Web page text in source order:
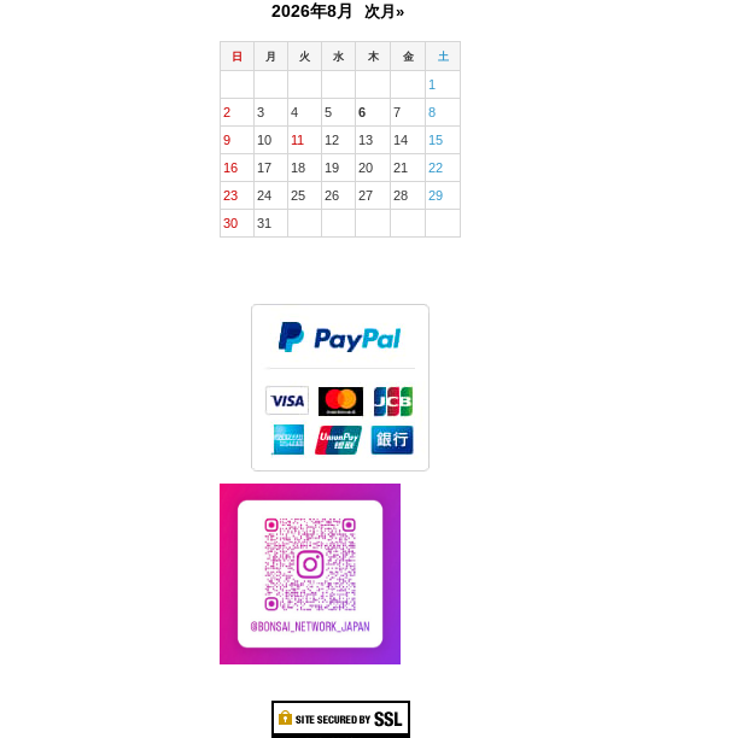
2026年8月 次月»
日 月 火 水 木 金 土
1
2
3 4 5 6 7
8
9
10 11 12 13 14
15
16
17 18 19 20 21
22
23
24 25 26 27 28
29
30
31